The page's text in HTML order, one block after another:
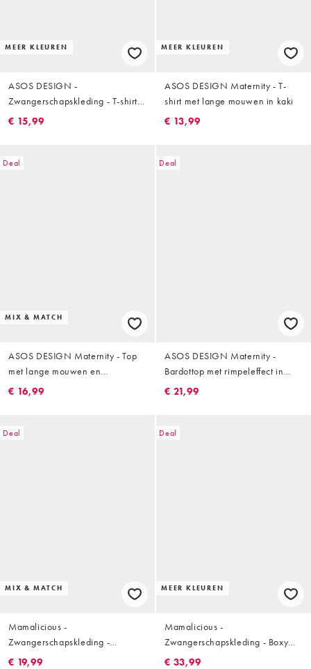
MEER KLEUREN
ASOS DESIGN -
Zwangerschapskleding - T-shirt
met lange mouwen in zwart
€ 15,99
MEER KLEUREN
ASOS DESIGN Maternity - T-
shirt met lange mouwen in kaki
€ 13,99
Deal
MIX & MATCH
ASOS DESIGN Maternity - Top
met lange mouwen en
geschulpte zoom van modal in
€ 16,99
Deal
ASOS DESIGN Maternity -
Bardottop met rimpeleffect in
bordeauxrood, deel van co-ord
€ 21,99
Deal
MIX & MATCH
Mamalicious -
Zwangerschapskleding -
Geribbelde top met strikdetail en
€ 19,99
Deal
MEER KLEUREN
Mamalicious -
Zwangerschapskleding - Boxy
cropped T-shirt met zijsplit en
€ 33,99